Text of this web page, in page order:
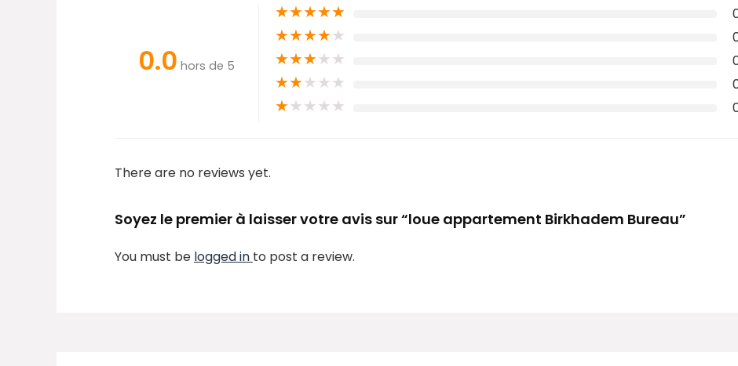
0.0 hors de 5
★★★★★
★★★★★
★★★★★
★★★★★
★★★★★
There are no reviews yet.
Soyez le premier à laisser votre avis sur “loue appartement Birkhadem Bureau”
You must be logged in to post a review.